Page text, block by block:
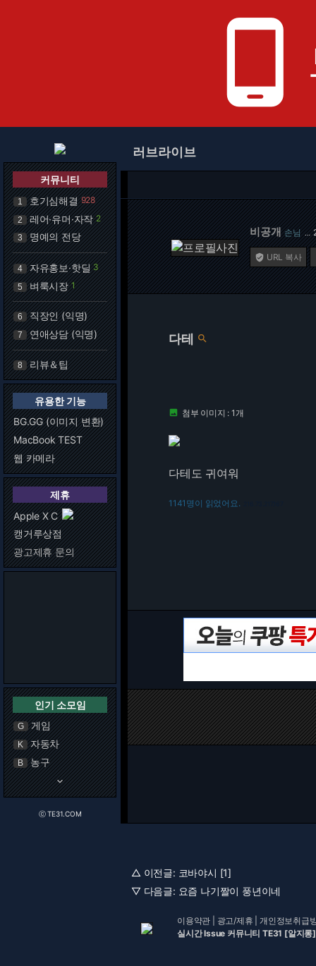
phone_android
커뮤니티
1 호기심해결 928
2 레어·유머·자작 2
3 명예의 전당
4 자유홍보·핫딜 3
5 벼룩시장 1
6 직장인 (익명)
7 연애상담 (익명)
8 리뷰＆팁
유용한 기능
BG.GG (이미지 변환)
MacBook TEST
웹 카메라
제휴
Apple X C
캥거루상점
광고제휴 문의
인기 소모임
G 게임
K 자동차
B 농구
keyboard_arrow_down
ⓒ TE31.COM
러브라이브
비공개 손님 …
 URL 복사
다테 
 첨부 이미지 : 1개
다테도 귀여워
1141명이 읽었어요.
△ 이전글: 코바야시 [1]
▽ 다음글: 요즘 나기짤이 풍년이네
이용약관 광고/제휴 |개인정보취급
실시간 Issue 커뮤니티 TE31 [알지